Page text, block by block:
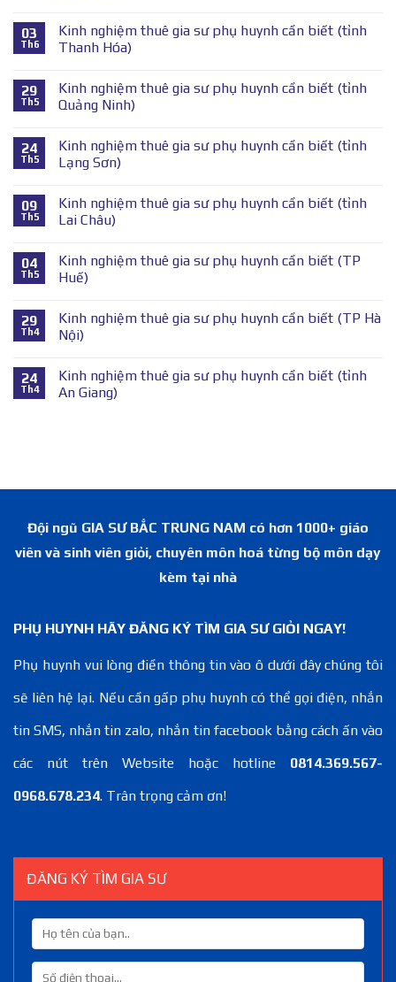
03
Th6
Kinh nghiệm thuê gia sư phụ huynh cần biết (tỉnh
Thanh Hóa)
29
Th5
Kinh nghiệm thuê gia sư phụ huynh cần biết (tỉnh
Quảng Ninh)
24
Th5
Kinh nghiệm thuê gia sư phụ huynh cần biết (tỉnh
Lạng Sơn)
09
Th5
Kinh nghiệm thuê gia sư phụ huynh cần biết (tỉnh
Lai Châu)
04
Th5
Kinh nghiệm thuê gia sư phụ huynh cần biết (TP
Huế)
29
Th4
Kinh nghiệm thuê gia sư phụ huynh cần biết (TP Hà
Nội)
24
Th4
Kinh nghiệm thuê gia sư phụ huynh cần biết (tỉnh
An Giang)
Đội ngũ GIA SƯ BẮC TRUNG NAM có hơn 1000+ giáo
viên và sinh viên giỏi, chuyên môn hoá từng bộ môn dạy
kèm tại nhà
PHỤ HUYNH HÃY ĐĂNG KÝ TÌM GIA SƯ GIỎI NGAY!
Phụ huynh vui lòng điền thông tin vào ô dưới đây chúng tôi
sẽ liên hệ lại. Nếu cần gấp phụ huynh có thể gọi điện, nhắn
tin SMS, nhắn tin zalo, nhắn tin facebook bằng cách ấn vào
các nút trên Website hoặc hotline 0814.369.567-
0968.678.234. Trân trọng cảm ơn!
ĐĂNG KÝ TÌM GIA SƯ